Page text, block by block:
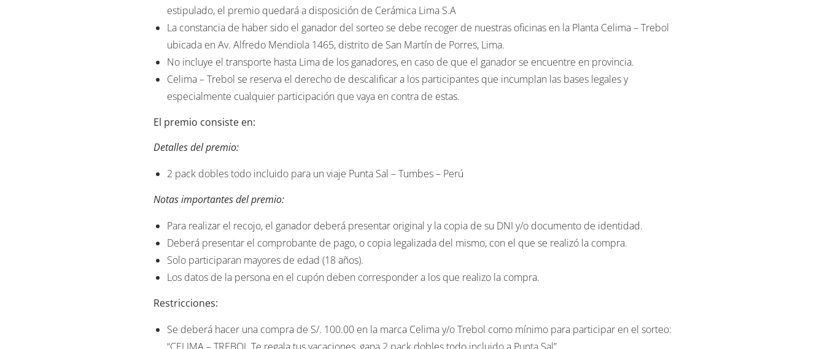
La constancia de haber sido el ganador del sorteo se debe recoger de nuestras oficinas en la Planta Celima – Trebol
ubicada en Av. Alfredo Mendiola 1465, distrito de San Martín de Porres, Lima.
No incluye el transporte hasta Lima de los ganadores, en caso de que el ganador se encuentre en provincia.
Celima – Trebol se reserva el derecho de descalificar a los participantes que incumplan las bases legales y
especialmente cualquier participación que vaya en contra de estas.
El premio consiste en:
Detalles del premio:
2 pack dobles todo incluido para un viaje Punta Sal – Tumbes – Perú
Notas importantes del premio:
Para realizar el recojo, el ganador deberá presentar original y la copia de su DNI y/o documento de identidad.
Deberá presentar el comprobante de pago, o copia legalizada del mismo, con el que se realizó la compra.
Solo participaran mayores de edad (18 años).
Los datos de la persona en el cupón deben corresponder a los que realizo la compra.
Restricciones:
Se deberá hacer una compra de S/. 100.00 en la marca Celima y/o Trebol como mínimo para participar en el sorteo:
“CELIMA – TREBOL Te regala tus vacaciones, gana 2 pack dobles todo incluido a Punta Sal”.
Si el concursante no registra todos sus datos en el comprobante de pago al momento de cancelar su compra en la